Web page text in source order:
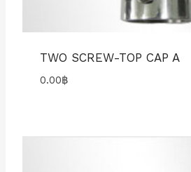
TWO SCREW-TOP CAP A
0.00฿